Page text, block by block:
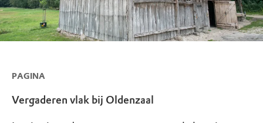
PAGINA
Vergaderen vlak bij Oldenzaal